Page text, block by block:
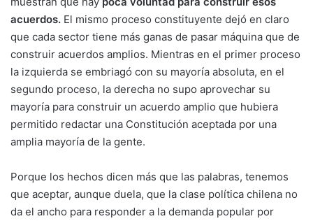
acuerdos. El mismo proceso constituyente dejó en claro
que cada sector tiene más ganas de pasar máquina que de
construir acuerdos amplios. Mientras en el primer proceso
la izquierda se embriagó con su mayoría absoluta, en el
segundo proceso, la derecha no supo aprovechar su
mayoría para construir un acuerdo amplio que hubiera
permitido redactar una Constitución aceptada por una
amplia mayoría de la gente.
Porque los hechos dicen más que las palabras, tenemos
que aceptar, aunque duela, que la clase política chilena no
da el ancho para responder a la demanda popular por